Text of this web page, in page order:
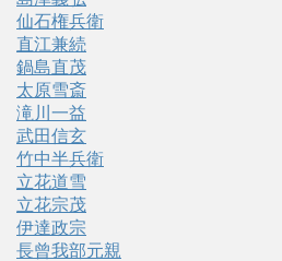
仙石権兵衛
直江兼続
鍋島直茂
太原雪斎
滝川一益
武田信玄
竹中半兵衛
立花道雪
立花宗茂
伊達政宗
長曾我部元親